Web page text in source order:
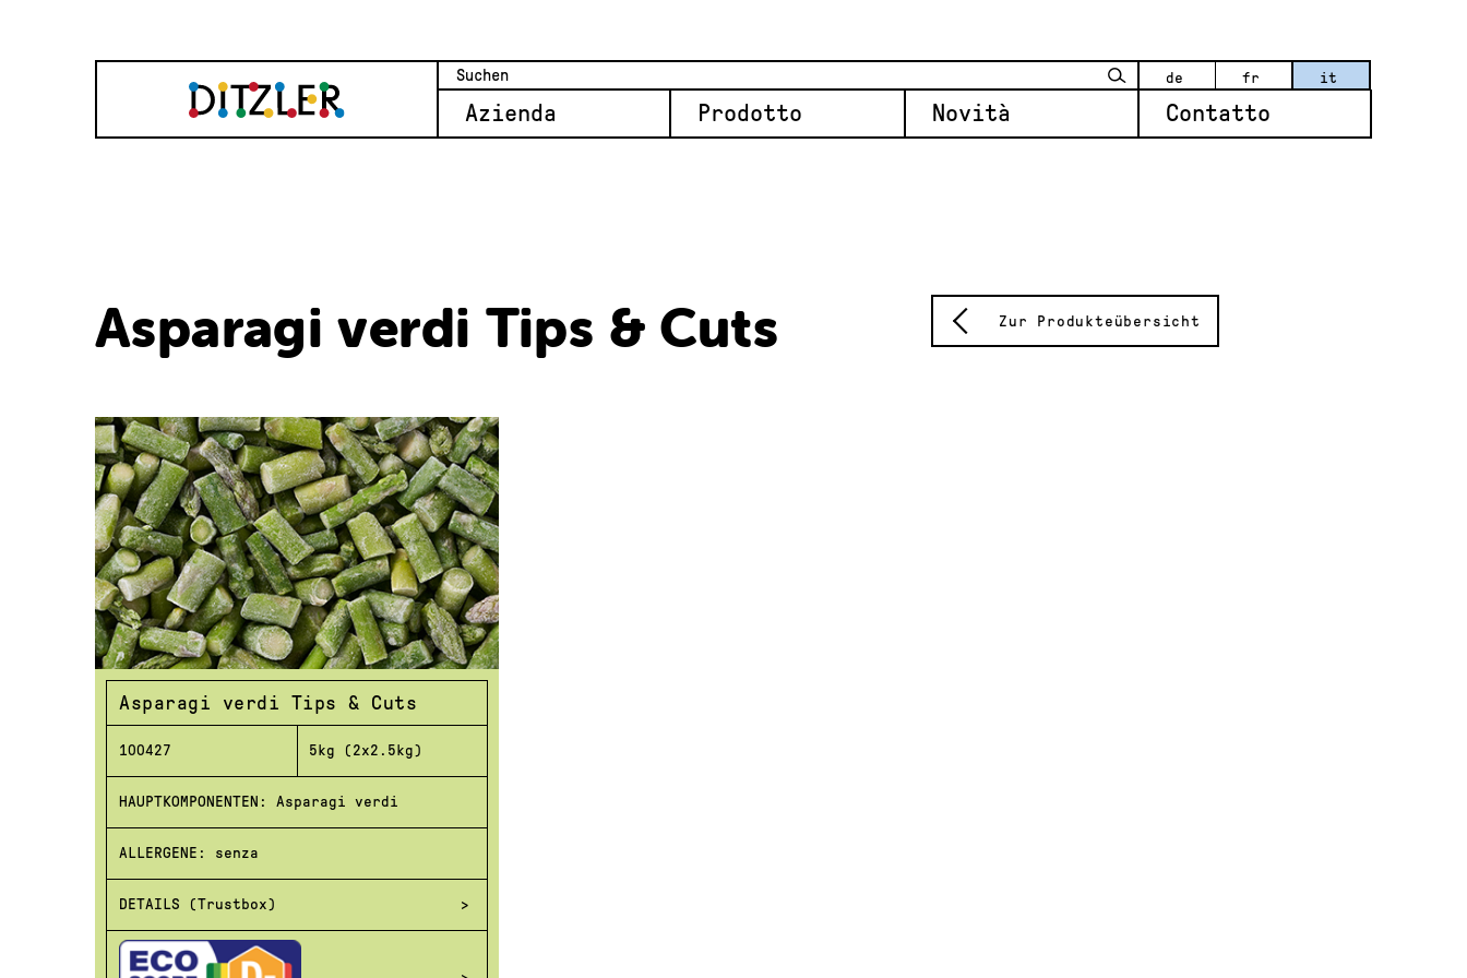
Azienda Prodotto Novità Contatto
de it
fr
Asparagi verdi Tips & Cuts Zur Produkteübersicht
Asparagi verdi Tips & Cuts
100427 5kg (2x2.5kg)
HAUPTKOMPONENTEN: Asparagi verdi
ALLERGENE: senza
DETAILS (Trustbox)